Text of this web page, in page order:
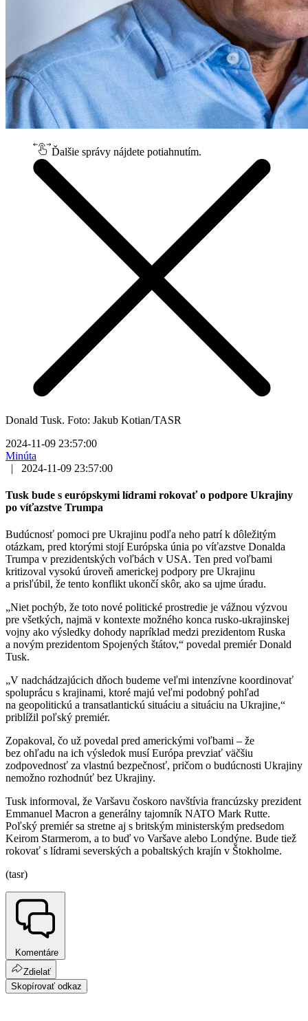
Ďalšie správy nájdete potiahnutím.
Donald Tusk. Foto: Jakub Kotian/TASR
2024-11-09 23:57:00
Minúta
|
2024-11-09 23:57:00
Tusk bude s európskymi lídrami rokovať o podpore Ukrajiny
po víťazstve Trumpa
Budúcnosť pomoci pre Ukrajinu podľa neho patrí k dôležitým
otázkam, pred ktorými stojí Európska únia po víťazstve Donalda
Trumpa v prezidentských voľbách v USA. Ten pred voľbami
kritizoval vysokú úroveň americkej podpory pre Ukrajinu
a prisľúbil, že tento konflikt ukončí skôr, ako sa ujme úradu.
„Niet pochýb, že toto nové politické prostredie je vážnou výzvou
pre všetkých, najmä v kontexte možného konca rusko-ukrajinskej
vojny ako výsledky dohody napríklad medzi prezidentom Ruska
a novým prezidentom Spojených štátov,“ povedal premiér Donald
Tusk.
„V nadchádzajúcich dňoch budeme veľmi intenzívne koordinovať
spoluprácu s krajinami, ktoré majú veľmi podobný pohľad
na geopolitickú a transatlantickú situáciu a situáciu na Ukrajine,“
priblížil poľský premiér.
Zopakoval, čo už povedal pred americkými voľbami – že
bez ohľadu na ich výsledok musí Európa prevziať väčšiu
zodpovednosť za vlastnú bezpečnosť, pričom o budúcnosti Ukrajiny
nemožno rozhodnúť bez Ukrajiny.
Tusk informoval, že Varšavu čoskoro navštívia francúzsky prezident
Emmanuel Macron a generálny tajomník NATO Mark Rutte.
Poľský premiér sa stretne aj s britským ministerským predsedom
Keirom Starmerom, a to buď vo Varšave alebo Londýne. Bude tiež
rokovať s lídrami severských a pobaltských krajín v Štokholme.
(tasr)
Komentáre
Zdielať
Skopírovať odkaz